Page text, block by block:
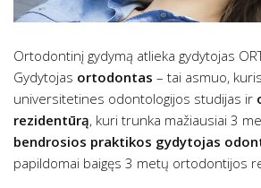
Ortodontinį gydymą atlieka gydytojas
Gydytojas ortodontas – tai asmuo,
universitetines odontologijos studijas ir
rezidentūrą, kuri trunka mažiausiai 3
bendrosios praktikos gydytojas
papildomai baigęs 3 metų ortodontijos